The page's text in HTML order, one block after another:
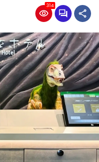
314